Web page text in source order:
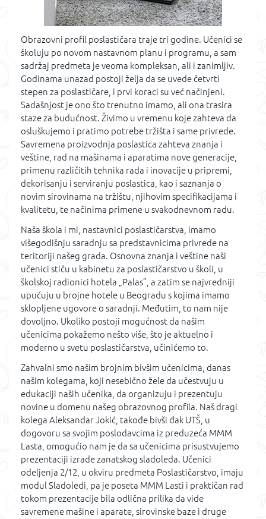
Obrazovni profil poslastičara traje tri godine. Učenici se
školuju po novom nastavnom planu i programu, a sam
sadržaj predmeta je veoma kompleksan, ali i zanimljiv.
Godinama unazad postoji želja da se uvede četvrti
stepen za poslastičare, i prvi koraci su već načinjeni.
Sadašnjost je ono što trenutno imamo, ali ona trasira
staze za budućnost. Živimo u vremenu koje zahteva da
osluškujemo i pratimo potrebe tržišta i same privrede.
Savremena proizvodnja poslastica zahteva znanja i
veštine, rad na mašinama i aparatima nove generacije,
primenu različitih tehnika rada i inovacije u pripremi,
dekorisanju i serviranju poslastica, kao i saznanja o
novim sirovinama na tržištu, njihovim specifikacijama i
kvalitetu, te načinima primene u svakodnevnom radu.
Naša škola i mi, nastavnici poslastičarstva, imamo
višegodišnju saradnju sa predstavnicima privrede na
teritoriji našeg grada. Osnovna znanja i veštine naši
učenici stiču u kabinetu za poslastičarstvo u školi, u
školskoj radionici hotela „Palas”, a zatim se najvredniji
upućuju u brojne hotele u Beogradu s kojima imamo
sklopljene ugovore o saradnji. Međutim, to nam nije
dovoljno. Ukoliko postoji mogućnost da našim
učenicima pokažemo nešto više, što je aktuelno i
moderno u svetu poslastičarstva, učinićemo to.
Zahvalni smo našim brojnim bivšim učenicima, danas
našim kolegama, koji nesebično žele da učestvuju u
edukaciji naših učenika, da organizuju i prezentuju
novine u domenu našeg obrazovnog profila. Naš dragi
kolega Aleksandar Jokić, takođe bivši đak UTŠ, u
dogovoru sa svojim poslodavcima iz preduzeća MMM
Lasta, omogućio nam je da sa učenicima prisustvujemo
prezentaciji izrade zanatskog sladoleda. Učenici
odeljenja 2/12, u okviru predmeta Poslastičarstvo, imaju
modul Sladoledi, pa je poseta MMM Lasti i praktičan rad
tokom prezentacije bila odlična prilika da vide
savremene mašine i aparate, sirovinske baze i druge